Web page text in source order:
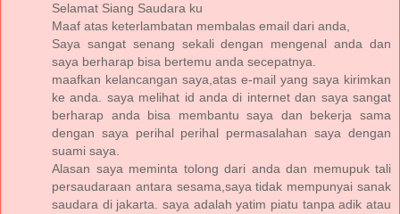
Selamat Siang Saudara ku
Maaf atas keterlambatan membalas email dari anda,
Saya sangat senang sekali dengan mengenal anda dan
saya berharap bisa bertemu anda secepatnya.
maafkan kelancangan saya,atas e-mail yang saya kirimkan
ke anda. saya melihat id anda di internet dan saya sangat
berharap anda bisa membantu saya dan bekerja sama
dengan saya perihal perihal permasalahan saya dengan
suami saya.
Alasan saya meminta tolong dari anda dan memupuk tali
persaudaraan antara sesama,saya tidak mempunyai sanak
saudara di jakarta. saya adalah yatim piatu tanpa adik atau